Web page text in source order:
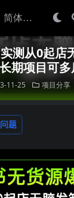
测从0起店
期项目可多
11-25 项目分享
题